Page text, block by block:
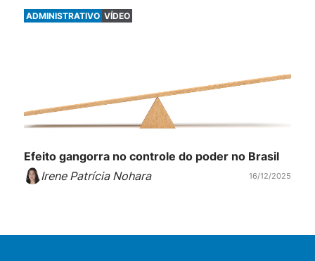
ADMINISTRATIVO VÍDEO
Efeito gangorra no controle do poder no Brasil
Irene Patrícia Nohara
16/12/2025